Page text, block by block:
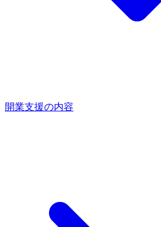
開業支援の内容